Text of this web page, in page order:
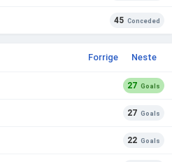
45 Conceded
Forrige Neste
27 Goals
27 Goals
22 Goals